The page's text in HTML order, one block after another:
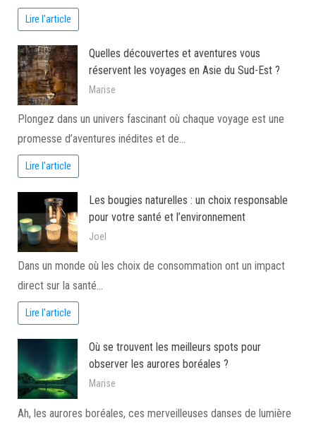
Lire l'article
Quelles découvertes et aventures vous
réservent les voyages en Asie du Sud-Est ?
Marise
Plongez dans un univers fascinant où chaque voyage est une
promesse d’aventures inédites et de…
Lire l'article
Les bougies naturelles : un choix responsable
pour votre santé et l’environnement
Joel
Dans un monde où les choix de consommation ont un impact
direct sur la santé…
Lire l'article
Où se trouvent les meilleurs spots pour
observer les aurores boréales ?
Marise
Ah, les aurores boréales, ces merveilleuses danses de lumière